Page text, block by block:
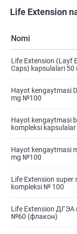
Life Extension
Nomi
Life Extension (Layf
Caps) kapsulalari
Hayot kengaytmasi
mg №100
Hayot kengaytmasi
kompleksi
Hayot kengaytmasi
mg №100
Life Extension super
kompleksi № 100
Life Extension ДГЭА
№60 (флакон)